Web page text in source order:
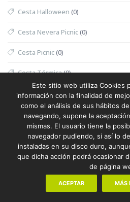
Cesta Halloween (0)
Cesta Nevera Picnic(0)
Cesta Picnic(0)
Cesta Térmica(0)
Chaleco (1)
Chaleco Mujer (0)
Chaleco Reflectante(0)
Champanera(0)
(0)
(1)
Este sitio web utiliza Cookies
información con la finalidad de
como el análisis de sus hábitos
navegando, supone la
mismas. El usuario tiene la
navegador pudiendo, si así lo
instaladas en su disco duro,
que dicha acción podrá ocasionar
de página
ACEPTAR MÁS